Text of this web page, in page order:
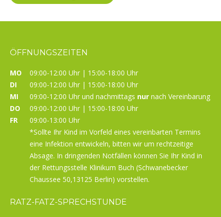
ÖFFNUNGSZEITEN
MO
09:00-12:00 Uhr | 15:00-18:00 Uhr
DI
09:00-12:00 Uhr | 15:00-18:00 Uhr
MI
09:00-12:00 Uhr und nachmittags nur nach Vereinbarung
DO
09:00-12:00 Uhr | 15:00-18:00 Uhr
FR
09:00-13:00 Uhr
*Sollte Ihr Kind im Vorfeld eines vereinbarten Termins
eine Infektion entwickeln, bitten wir um rechtzeitige
Absage. In dringenden Notfällen können Sie Ihr Kind in
der Rettungsstelle Klinikum Buch (Schwanebecker
Chaussee 50,13125 Berlin) vorstellen.
RATZ-FATZ-SPRECHSTUNDE